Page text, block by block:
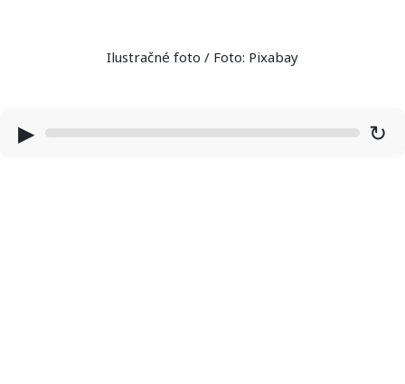
Ilustračné foto / Foto: Pixabay
▶ ↻